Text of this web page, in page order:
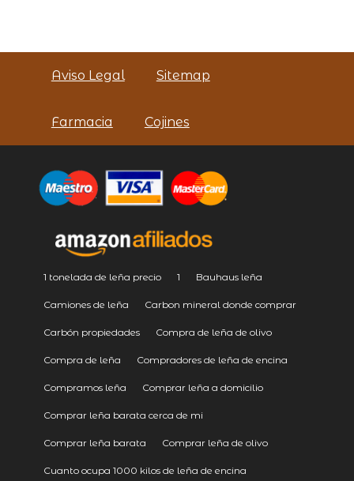
Aviso Legal Sitemap
Farmacia Cojines
1 tonelada de leña precio 1 Bauhaus leña
Camiones de leña Carbon mineral donde comprar
Carbón propiedades Compra de leña de olivo
Compra de leña Compradores de leña de encina
Compramos leña Comprar leña a domicilio
Comprar leña barata cerca de mi
Comprar leña barata Comprar leña de olivo
Cuanto ocupa 1000 kilos de leña de encina